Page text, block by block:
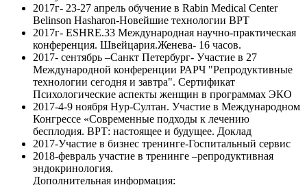
2017г- 23-27 апрель обучение в Rabin Medical Center
Belinson Hasharon-Новейшие технологии ВРТ
2017г- ESHRE.33 Международная научно-практическая
конференция. Швейцария.Женева- 16 часов.
2017- сентябрь –Санкт Петербург- Участие в 27
Международной конференции РАРЧ "Репродуктивные
технологии сегодня и завтра". Сертификат
Психологические аспекты женщин в программах ЭКО
2017-4-9 ноября Нур-Султан. Участие в Международном
Конгрессе «Современные подходы к лечению
бесплодия. ВРТ: настоящее и будущее. Доклад
2017-Участие в бизнес тренинге-Госпитальный сервис
2018-февраль участие в тренинге –репродуктивная
эндокринология.
Дополнительная информация: